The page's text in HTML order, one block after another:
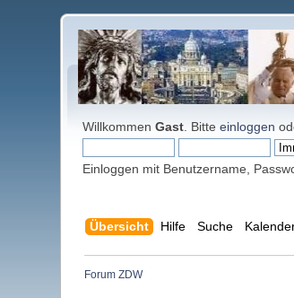
WillkommenGast . Bitteeinloggen
Einloggen mit Benutzername,
Übersicht Hilfe Suche
Forum ZDW